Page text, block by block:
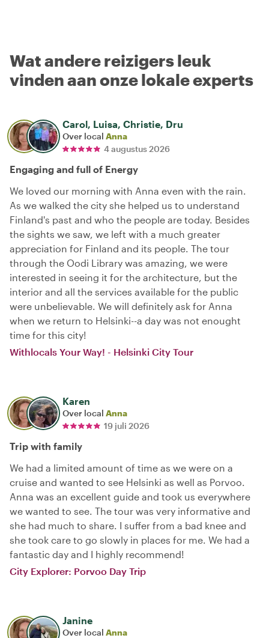
Wat andere reizigers leuk
vinden aan onze lokale experts
Carol, Luisa, Christie, Dru
Over local Anna
4 augustus 2026
Engaging and full of Energy
We loved our morning with Anna even with the rain.
As we walked the city she helped us to understand
Finland's past and who the people are today. Besides
the sights we saw, we left with a much greater
appreciation for Finland and its people. The tour
through the Oodi Library was amazing, we were
interested in seeing it for the architecture, but the
interior and all the services available for the public
were unbelievable. We will definitely ask for Anna
when we return to Helsinki--a day was not enought
time for this city!
Withlocals Your Way! - Helsinki City Tour
Karen
Over local Anna
19 juli 2026
Trip with family
We had a limited amount of time as we were on a
cruise and wanted to see Helsinki as well as Porvoo.
Anna was an excellent guide and took us everywhere
we wanted to see. The tour was very informative and
she had much to share. I suffer from a bad knee and
she took care to go slowly in places for me. We had a
fantastic day and I highly recommend!
City Explorer: Porvoo Day Trip
Janine
Over local Anna